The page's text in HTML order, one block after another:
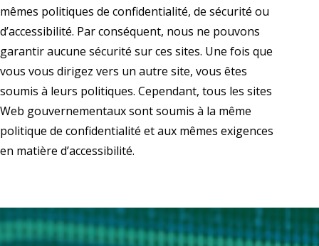
mêmes politiques de confidentialité, de sécurité ou
d’accessibilité. Par conséquent, nous ne pouvons
garantir aucune sécurité sur ces sites. Une fois que
vous vous dirigez vers un autre site, vous êtes
soumis à leurs politiques. Cependant, tous les sites
Web gouvernementaux sont soumis à la même
politique de confidentialité et aux mêmes exigences
en matière d’accessibilité.